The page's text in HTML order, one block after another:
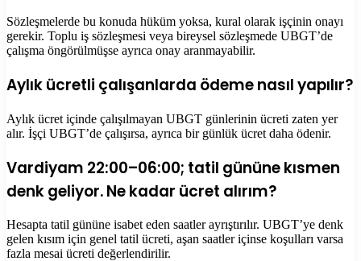
Sözleşmelerde bu konuda hüküm yoksa, kural olarak işçinin onayı
gerekir. Toplu iş sözleşmesi veya bireysel sözleşmede UBGT’de
çalışma öngörülmüşse ayrıca onay aranmayabilir.
Aylık ücretli çalışanlarda ödeme nasıl yapılır?
Aylık ücret içinde çalışılmayan UBGT günlerinin ücreti zaten yer
alır. İşçi UBGT’de çalışırsa, ayrıca bir günlük ücret daha ödenir.
Vardiyam 22:00–06:00; tatil gününe kısmen
denk geliyor. Ne kadar ücret alırım?
Hesapta tatil gününe isabet eden saatler ayrıştırılır. UBGT’ye denk
gelen kısım için genel tatil ücreti, aşan saatler içinse koşulları varsa
fazla mesai ücreti değerlendirilir.